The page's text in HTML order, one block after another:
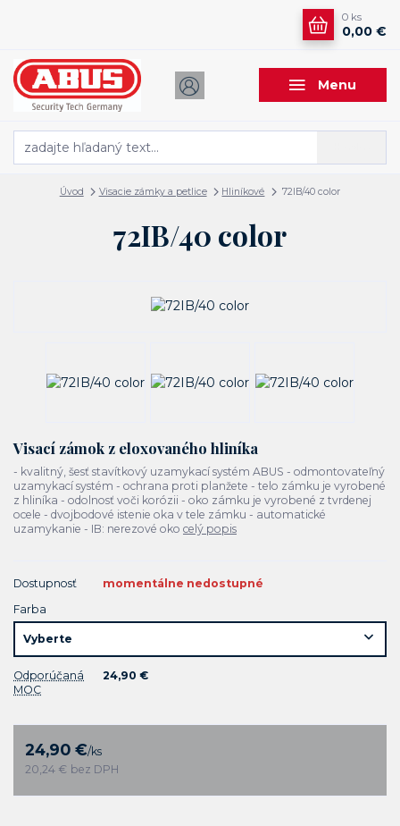
Menu
0 ks
0,00 €
Úvod Visacie zámky a petlice Hliníkové 72IB/40 color
72IB/40 color
Visací zámok z eloxovaného hliníka
- kvalitný, šesť stavítkový uzamykací systém ABUS - odmontovateľný
uzamykací systém - ochrana proti planžete - telo zámku je vyrobené
z hliníka - odolnosť voči korózii - oko zámku je vyrobené z tvrdenej
ocele - dvojbodové istenie oka v tele zámku - automatické
uzamykanie - IB: nerezové oko celý popis
Dostupnosť
momentálne nedostupné
Farba
Odporúčaná
MOC
24,90 €
24,90 €/ks
20,24 € bez DPH